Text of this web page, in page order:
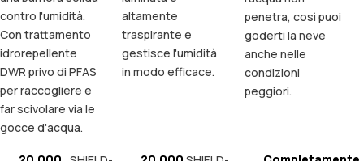
contro l'umidità.
Con trattamento
idrorepellente
DWR privo di PFAS
per raccogliere e
far scivolare via le
gocce d'acqua.
altamente
traspirante e
gestisce l'umidità
in modo efficace.
penetra, così puoi
goderti la neve
anche nelle
condizioni
peggiori.